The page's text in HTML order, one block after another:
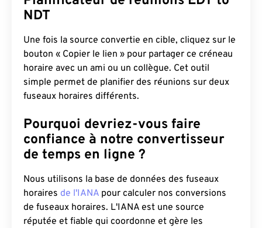
NDT
Une fois la source convertie en cible, cliquez sur le
bouton « Copier le lien » pour partager ce créneau
horaire avec un ami ou un collègue. Cet outil
simple permet de planifier des réunions sur deux
fuseaux horaires différents.
Pourquoi devriez-vous faire
confiance à notre convertisseur
de temps en ligne ?
Nous utilisons la base de données des fuseaux
horaires de l'IANA pour calculer nos conversions
de fuseaux horaires. L'IANA est une source
réputée et fiable qui coordonne et gère les